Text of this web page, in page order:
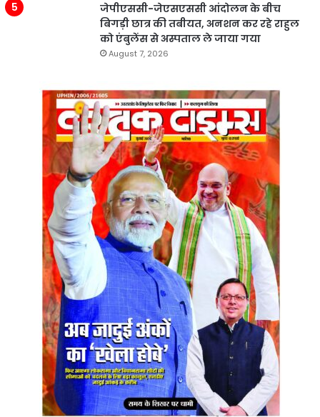
जेपीएससी-जेएसएससी आंदोलन के बीच
बिगड़ी छात्र की तबीयत, अनशन कर रहे राहुल
को एंबुलेंस से अस्पताल ले जाया गया
August 7, 2026